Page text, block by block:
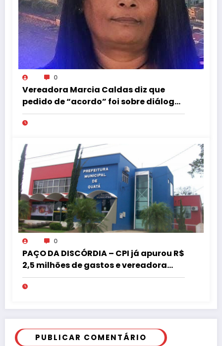
0
Vereadora Marcia Caldas diz que
pedido de “acordo” foi sobre diálogo
institucional
0
PAÇO DA DISCÓRDIA – CPI já apurou R$
2,5 milhões de gastos e vereadora
pede “acordo” para aprovar R$ 9,5
milhões
PUBLICAR COMENTÁRIO